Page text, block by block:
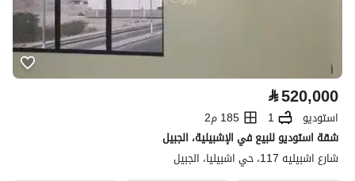
⃁520,000
استوديو 1
185 م2
شقة استوديو للبيع في الإشبيلية، الجبيل
شارع اشبيليه 117، حي اشبيليا، الجبيل